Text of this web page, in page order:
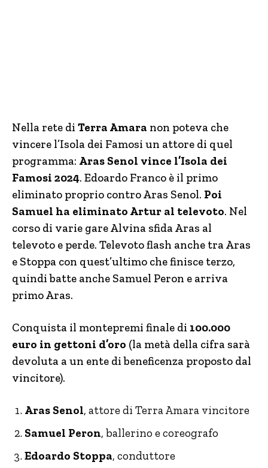
Nella rete di Terra Amara non poteva che
vincere l’Isola dei Famosi un attore di quel
programma: Aras Senol vince l’Isola dei
Famosi 2024. Edoardo Franco è il primo
eliminato proprio contro Aras Senol. Poi
Samuel ha eliminato Artur al televoto. Nel
corso di varie gare Alvina sfida Aras al
televoto e perde. Televoto flash anche tra Aras
e Stoppa con quest’ultimo che finisce terzo,
quindi batte anche Samuel Peron e arriva
primo Aras.
Conquista il montepremi finale di 100.000
euro in gettoni d’oro (la metà della cifra sarà
devoluta a un ente di beneficenza proposto dal
vincitore).
Aras Senol, attore di Terra Amara vincitore
Samuel Peron, ballerino e coreografo
Edoardo Stoppa, conduttore